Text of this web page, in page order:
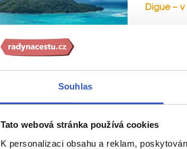
Souhlas
Tato webová stránka používá cookies
K personalizaci obsahu a reklam,
Digue –